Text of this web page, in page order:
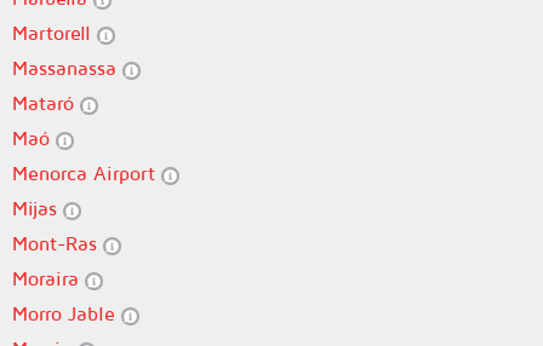
Martorell
Massanassa
Mataró
Maó
Menorca Airport
Mijas
Mont-Ras
Moraira
Morro Jable